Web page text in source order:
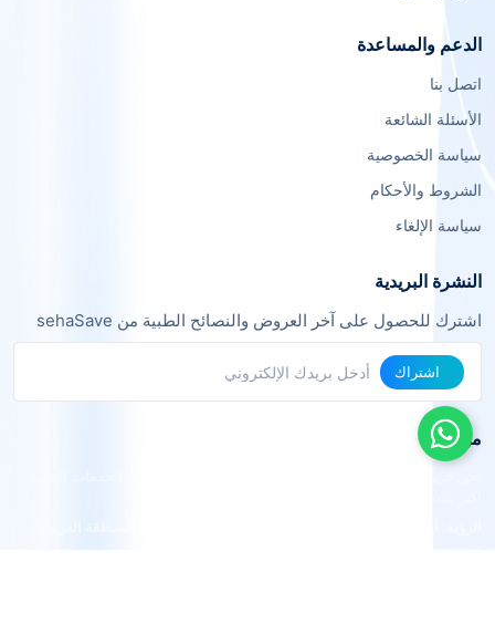
الدعم والمساعدة
اتصل بنا
الأسئلة الشائعة
سياسة الخصوصية
الشروط والأحكام
سياسة الإلغاء
النشرة البريدية
اشترك للحصول على آخر العروض والنصائح الطبية من sehaSave
اشتراك
من نحن